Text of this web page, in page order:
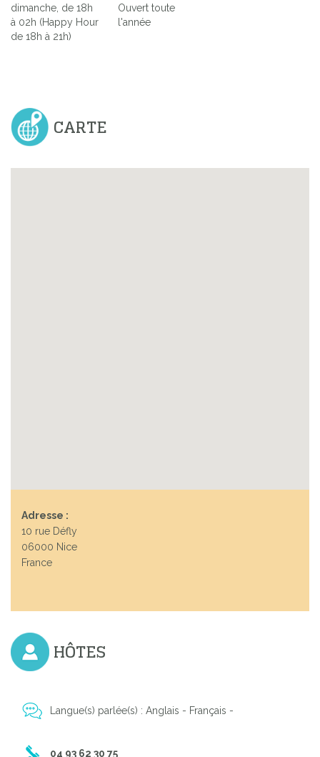
dimanche, de 18h
à 02h (Happy Hour
de 18h à 21h)
Ouvert toute
l'année
CARTE
Adresse :
10 rue Défly
06000 Nice
France
HÔTES
Langue(s) parlée(s) : Anglais - Français -
04 93 62 30 75